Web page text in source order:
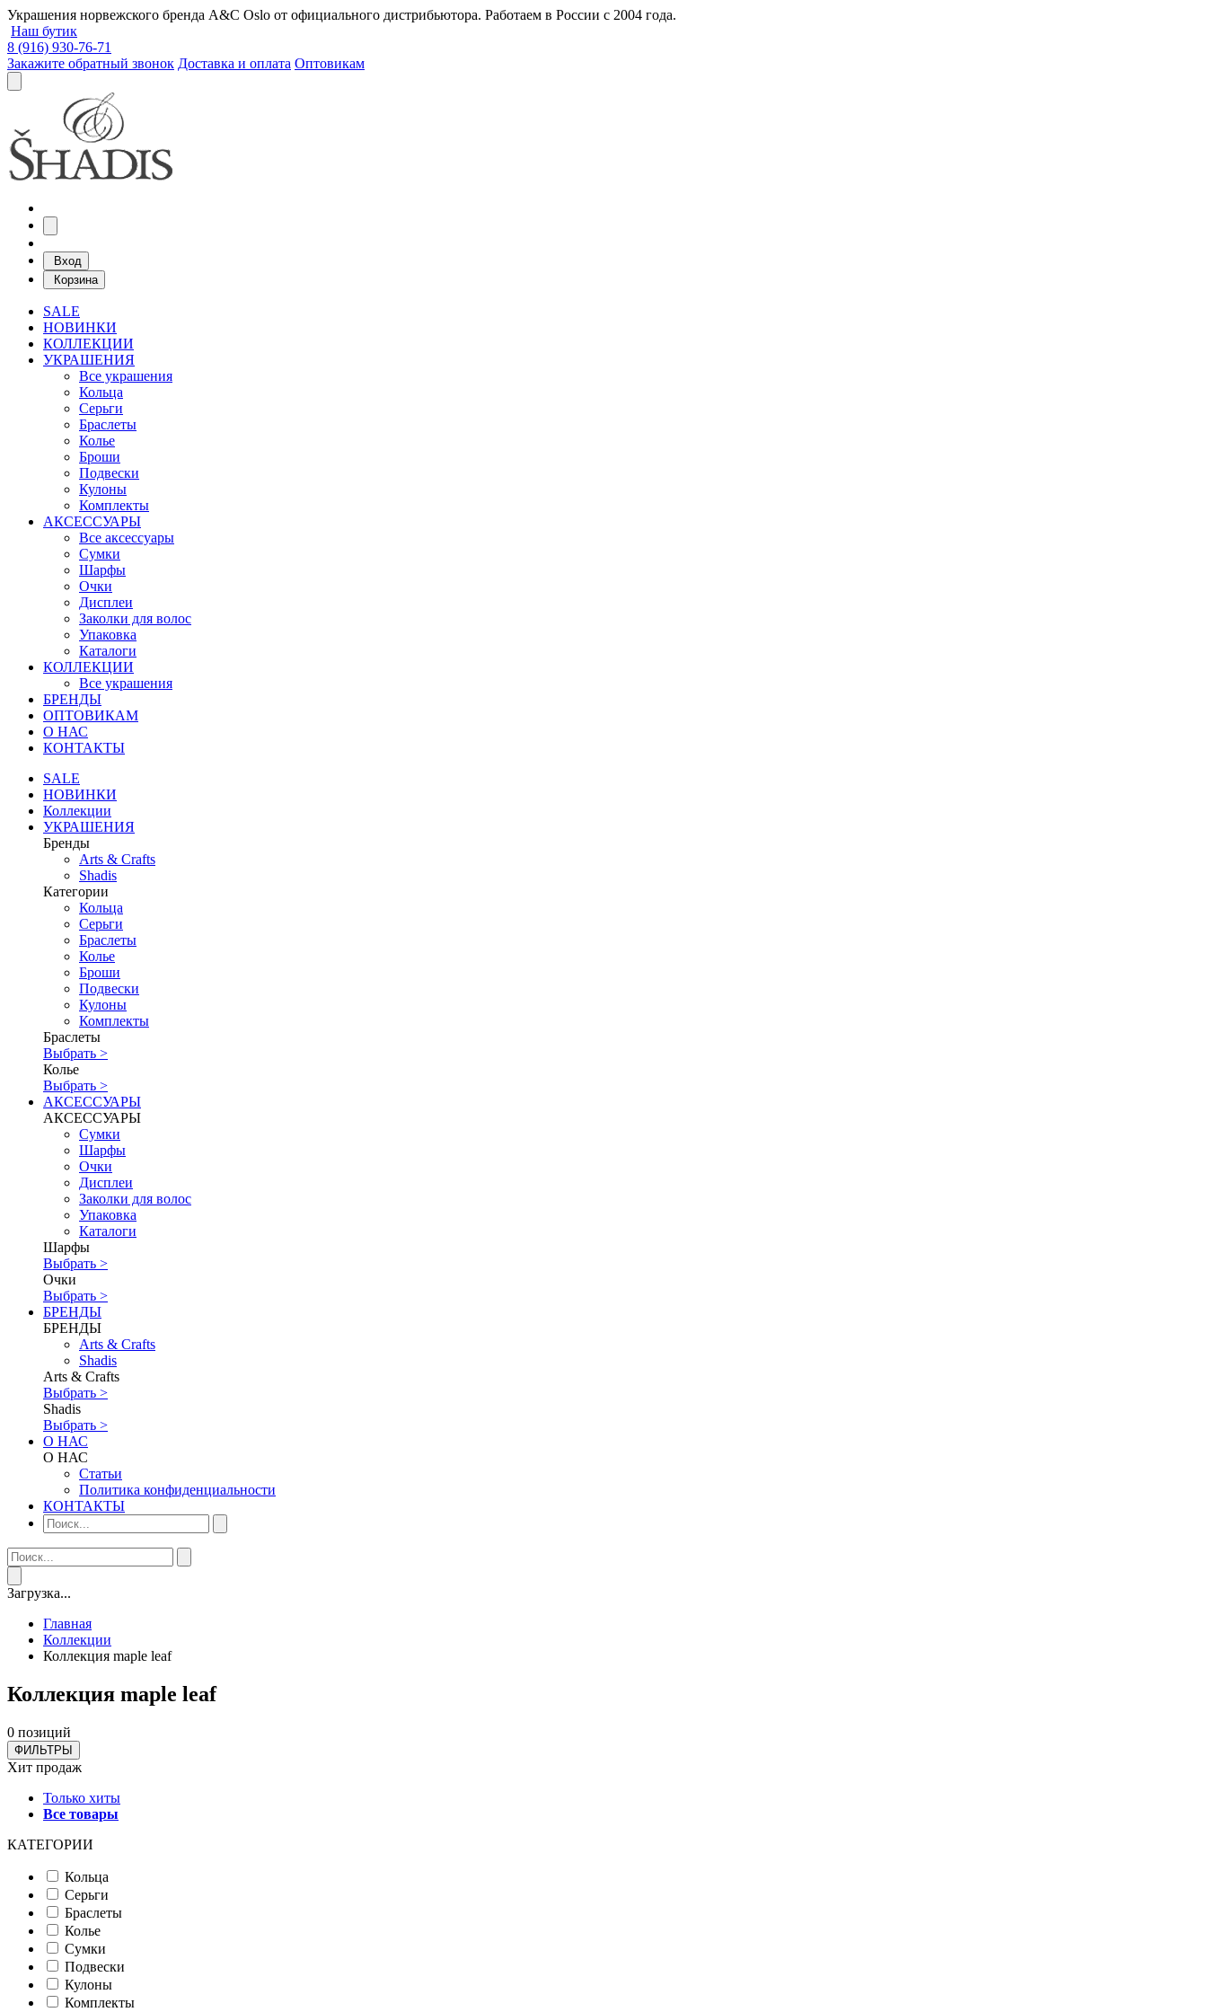
Украшения норвежского бренда A&C Oslo от официального дистрибьютора. Работаем в России с 2004 года.
Наш бутик
8 (916) 930-76-71
Закажите обратный звонок Доставка и оплата Оптовикам
Вход
Корзина
SALE
НОВИНКИ
КОЛЛЕКЦИИ
УКРАШЕНИЯ
Все украшения
Кольца
Серьги
Браслеты
Колье
Броши
Подвески
Кулоны
Комплекты
АКСЕССУАРЫ
Все аксессуары
Сумки
Шарфы
Очки
Дисплеи
Заколки для волос
Упаковка
Каталоги
КОЛЛЕКЦИИ
Все украшения
БРЕНДЫ
ОПТОВИКАМ
О НАС
КОНТАКТЫ
SALE
НОВИНКИ
Коллекции
УКРАШЕНИЯ
Бренды
Аrts & Сrafts
Shadis
Категории
Кольца
Серьги
Браслеты
Колье
Броши
Подвески
Кулоны
Комплекты
Браслеты
Выбрать >
Колье
Выбрать >
АКСЕССУАРЫ
АКСЕССУАРЫ
Сумки
Шарфы
Очки
Дисплеи
Заколки для волос
Упаковка
Каталоги
Шарфы
Выбрать >
Очки
Выбрать >
БРЕНДЫ
БРЕНДЫ
Аrts & Сrafts
Shadis
Аrts & Сrafts
Выбрать >
Shadis
Выбрать >
О НАС
О НАС
Статьи
Политика конфиденциальности
КОНТАКТЫ
Загрузка...
Главная
Коллекции
Коллекция maple leaf
Коллекция maple leaf
0 позиций
ФИЛЬТРЫ
Хит продаж
Только хиты
Все товары
КАТЕГОРИИ
Кольца
Серьги
Браслеты
Колье
Сумки
Подвески
Кулоны
Комплекты